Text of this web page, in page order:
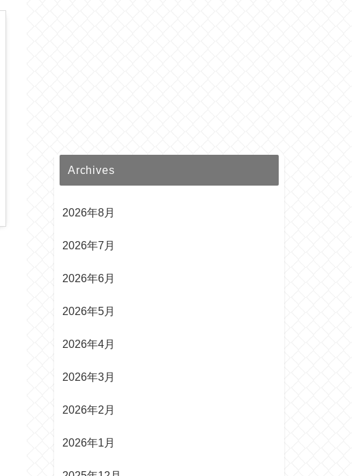
Archives
2026年8月
2026年7月
2026年6月
2026年5月
2026年4月
2026年3月
2026年2月
2026年1月